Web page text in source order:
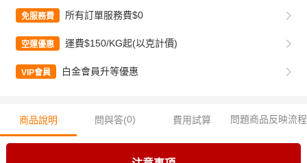
免服務費 所有訂單服務費$0
空運優惠 運費$150/KG起(以克計價)
VIP會員 白金會員升等優惠
商品說明 問與答(0) 費用試算 問題商品反映流程